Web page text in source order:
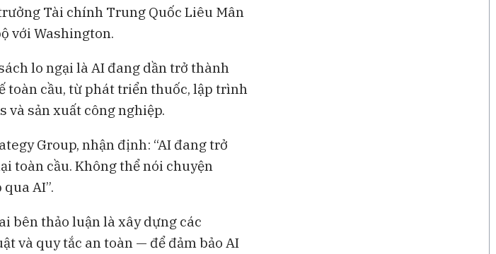
Tài chính Trung Quốc Liêu Mân
với Washington.
lo ngại là AI đang dần trở thành
toàn cầu, từ phát triển thuốc, lập trình
và sản xuất công nghiệp.
Group, nhận định: “AI đang trở
toàn cầu. Không thể nói chuyện
AI”.
bên thảo luận là xây dựng các
và quy tắc an toàn — để đảm bảo AI